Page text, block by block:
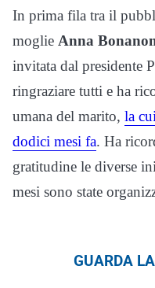
In prima fila tra il
moglie Anna
invitata dal presidente
ringraziare tutti e ha
umana del marito, la
dodici mesi fa. Ha
gratitudine le diverse
mesi sono state
GUARDA